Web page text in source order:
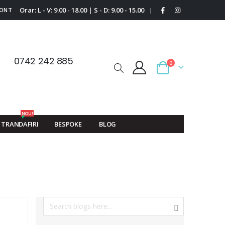
Orar: L - V: 9.00 - 18.00 | S - D: 9.00 - 15.00 |
0742 242 885
Cart
0
TRANDAFIRI
NOU!
BESPOKE BLOG